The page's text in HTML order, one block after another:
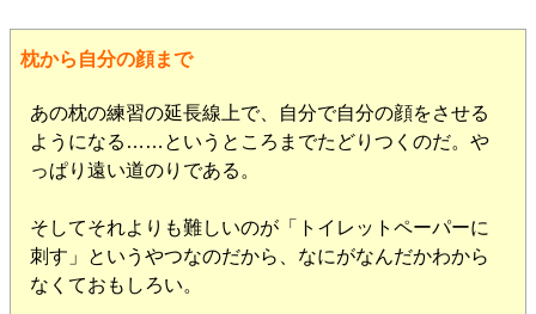
枕から自分の顔まで
あの枕の練習の延長線上で、自分で自分の顔をさせる
ようになる……というところまでたどりつくのだ。や
っぱり遠い道のりである。
そしてそれよりも難しいのが「トイレットペーパーに
刺す」というやつなのだから、なにがなんだかわから
なくておもしろい。